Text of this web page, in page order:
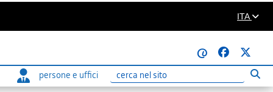
ITA
@
persone e uffici
Ricerca